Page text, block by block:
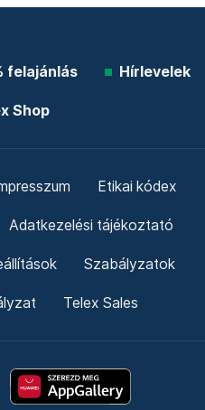
felajánlás Hírlevelek
Shop
Etikai kódex
Adatkezelési tájékoztató
Szabályzatok
Telex Sales